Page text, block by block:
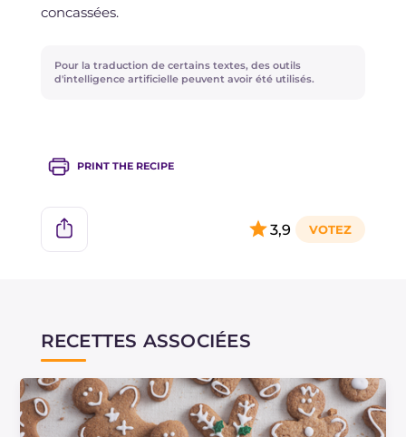
concassées.
Pour la traduction de certains textes, des outils
d'intelligence artificielle peuvent avoir été utilisés.
PRINT THE RECIPE
3,9
RECETTES ASSOCIÉES